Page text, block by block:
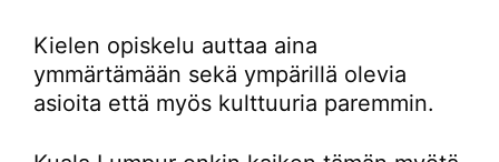
Kielen opiskelu auttaa aina
ymmärtämään sekä ympärillä olevia
asioita että myös kulttuuria paremmin.